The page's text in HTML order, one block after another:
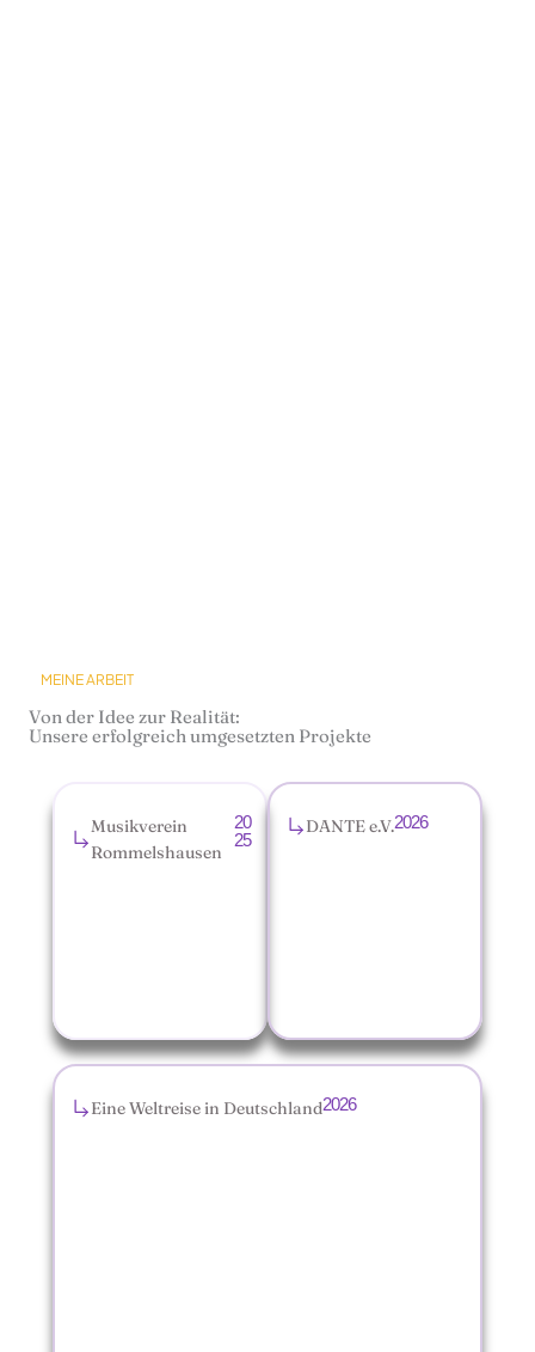
MEINE ARBEIT
Von der Idee zur Realität:
Unsere erfolgreich umgesetzten Projekte
Musikverein
Rommelshausen
20
25
DANTE e.V.2026
Eine Weltreise in Deutschland2026